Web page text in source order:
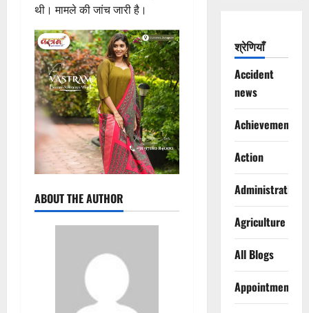
थी। मामले की जांच जारी है।
ABOUT THE AUTHOR
श्रेणियाँ
Accident
news
Achievements
Action
Administration
Agriculture
All Blogs
Appointments